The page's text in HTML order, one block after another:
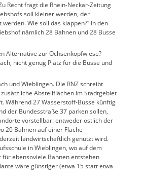
Recht fragt die Rhein-Neckar-Zeitung
soll kleiner werden, der
Wie soll das klappen?” In den
nämlich 28 Bahnen und 28 Busse
Alternative zur Ochsenkopfwiese?
nicht genug Platz für die Busse und
und Wieblingen. Die RNZ schreibt
Abstellflächen im Stadtgebiet
Während 27 Wasserstoff-Busse künftig
der Bundesstraße 37 parken sollen,
vorstellbar: entweder östlich der
20 Bahnen auf einer Fläche
landwirtschaftlich genutzt wird.
in Wieblingen, wo auf dem
für ebensoviele Bahnen entstehen
wäre günstiger (etwa 15 statt etwa